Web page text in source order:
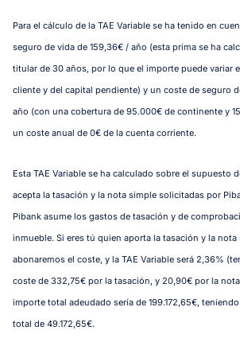
Para el cálculo de la TAE Variable se ha tenido en
seguro de vida de 159,36€ / año (esta prima se ha
titular de 30 años, por lo que el importe puede variar
cliente y del capital pendiente) y un coste de seguro
año (con una cobertura de 95.000€ de continente y
un coste anual de 0€ de la cuenta corriente.
Esta TAE Variable se ha calculado sobre el supuesto
acepta la tasación y la nota simple solicitadas por
Pibank asume los gastos de tasación y de
inmueble. Si eres tú quien aporta la tasación y la
abonaremos el coste, y la TAE Variable será 2,36%
coste de 332,75€ por la tasación, y 20,90€ por la
importe total adeudado sería de 199.172,65€,
total de 49.172,65€.